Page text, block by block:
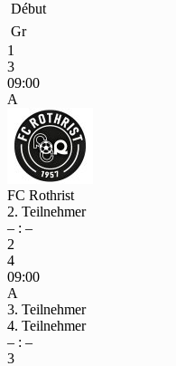
Début
Gr
1
3
09:00
A
FC Rothrist
2. Teilnehmer
– : –
2
4
09:00
A
3. Teilnehmer
4. Teilnehmer
– : –
3